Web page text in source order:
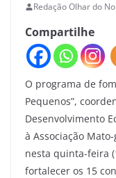
Redação Olhar do
Compartilhe
O programa de
Pequenos”,
Desenvolvimento
à Associação
nesta quinta-feira
fortalecer os 15